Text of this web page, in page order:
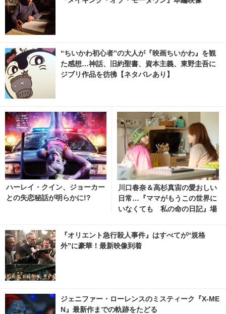
“ちいかわ初心者”の大人が『映画ちいかわ』を観
た感想…神話、旧約聖書、資本主義、東野圭吾に
ジブリ作品を彷彿【ネタバレあり】
ハーレイ・クイン、ジョーカー
との失恋秘話が明らかに!?
川口春奈＆高杉真宙の愛おしい
日常…『ママがもうこの世界に
いなくても 私の命の日記』場
nemacafe.net
『オリエント急行殺人事件』はすべてが“規格
外”に豪華！最新映像到着
ジェニファー・ローレンスのミスティーク『X-ME
N』最新作までの軌跡をたどる